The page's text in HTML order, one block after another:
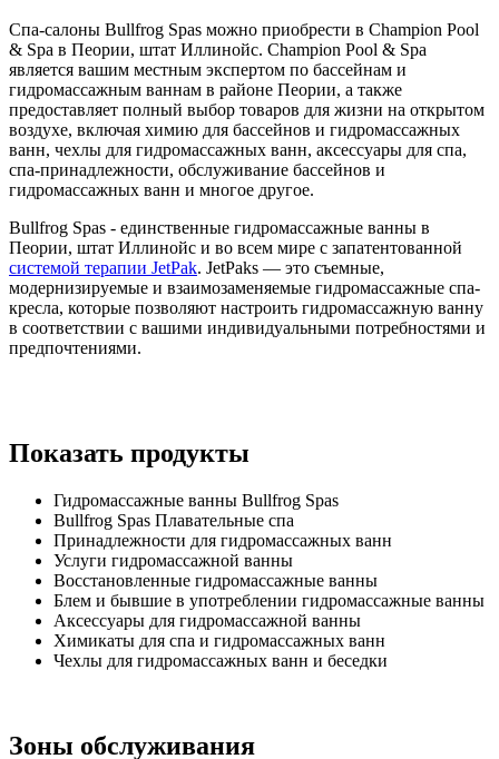
Спа-салоны Bullfrog Spas можно приобрести в Champion Pool
& Spa в Пеории, штат Иллинойс. Champion Pool & Spa
является вашим местным экспертом по бассейнам и
гидромассажным ваннам в районе Пеории, а также
предоставляет полный выбор товаров для жизни на открытом
воздухе, включая химию для бассейнов и гидромассажных
ванн, чехлы для гидромассажных ванн, аксессуары для спа,
спа-принадлежности, обслуживание бассейнов и
гидромассажных ванн и многое другое.
Bullfrog Spas - единственные гидромассажные ванны в
Пеории, штат Иллинойс и во всем мире с запатентованной
системой терапии JetPak. JetPaks — это съемные,
модернизируемые и взаимозаменяемые гидромассажные спа-
кресла, которые позволяют настроить гидромассажную ванну
в соответствии с вашими индивидуальными потребностями и
предпочтениями.
Показать продукты
Гидромассажные ванны Bullfrog Spas
Bullfrog Spas Плавательные спа
Принадлежности для гидромассажных ванн
Услуги гидромассажной ванны
Восстановленные гидромассажные ванны
Блем и бывшие в употреблении гидромассажные ванны
Аксессуары для гидромассажной ванны
Химикаты для спа и гидромассажных ванн
Чехлы для гидромассажных ванн и беседки
Зоны обслуживания